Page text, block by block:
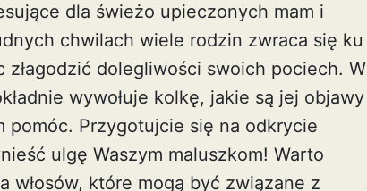
dla świeżo upieczonych mam i
chwilach wiele rodzin zwraca się ku
złagodzić dolegliwości swoich pociech. W
wywołuje kolkę, jakie są jej objawy
pomóc. Przygotujcie się na odkrycie
ulgę Waszym maluszkom! Warto
włosów, które mogą być związane z